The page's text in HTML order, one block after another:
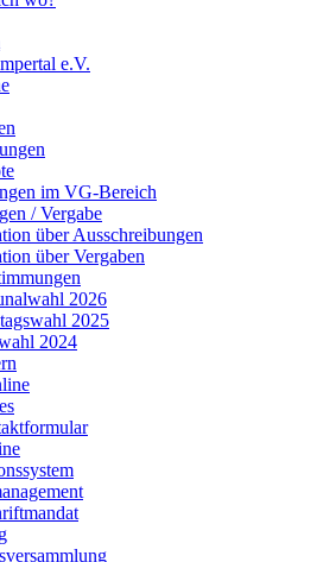
e.V.
im VG-Bereich
/ Vergabe
über Ausschreibungen
über Vergaben
2026
2025
2024